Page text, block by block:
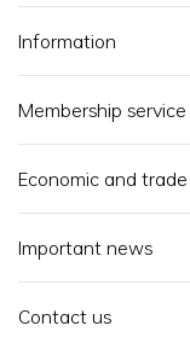
Information
Membership service
Economic and trade
Important news
Contact us